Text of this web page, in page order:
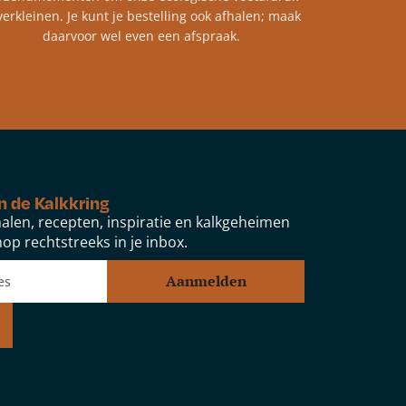
Je kunt je bestelling ook afhalen; maak
daarvoor wel even een afspraak.
de Kalkkring
recepten, inspiratie en kalkgeheimen
rechtstreeks in je inbox.
Aanmelden